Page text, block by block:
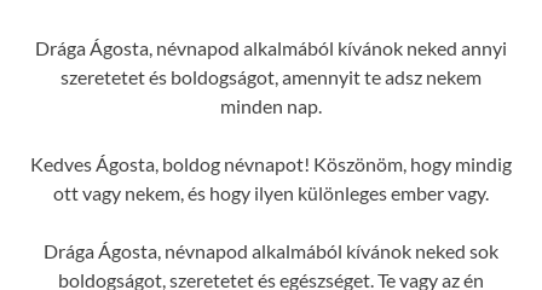
Drága Ágosta, névnapod alkalmából kívánok neked annyi
szeretetet és boldogságot, amennyit te adsz nekem
minden nap.
Kedves Ágosta, boldog névnapot! Köszönöm, hogy mindig
ott vagy nekem, és hogy ilyen különleges ember vagy.
Drága Ágosta, névnapod alkalmából kívánok neked sok
boldogságot, szeretetet és egészséget. Te vagy az én